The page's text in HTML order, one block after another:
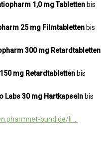
1,0 mg Tabletten bis
25 mg Filmtabletten bis
300 mg Retardtabletten
mg Retardtabletten bis
Labs 30 mg Hartkapseln bis
bund.de/li ...